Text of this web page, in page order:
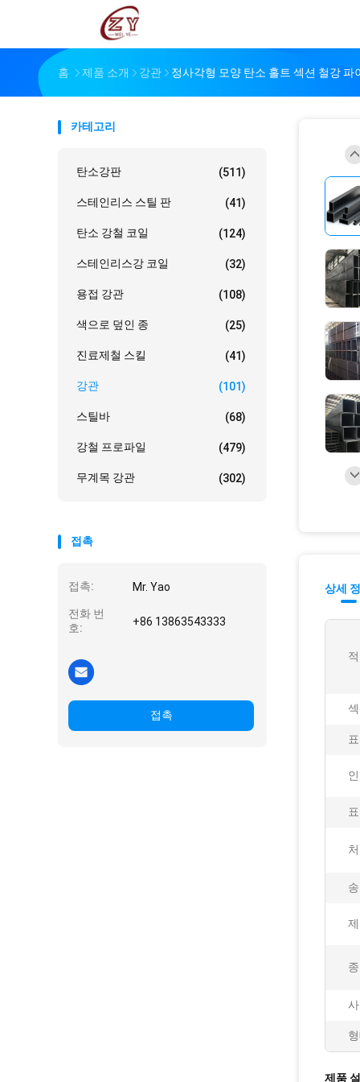
홈 제품 소개 강관 정사각형 모양 탄소 홀트 섹션 철강
카테고리
탄소강판 (511)
스테인리스 스틸 판 (41)
탄소 강철 코일 (124)
스테인리스강 코일 (32)
용접 강관 (108)
색으로 덮인 종 (25)
진료제철 스킬 (41)
강관 (101)
스틸바 (68)
강철 프로파일 (479)
무계목 강관 (302)
접촉
접촉: Mr. Yao
전화 번
호:
+86 13863543333
접촉
상세
제품